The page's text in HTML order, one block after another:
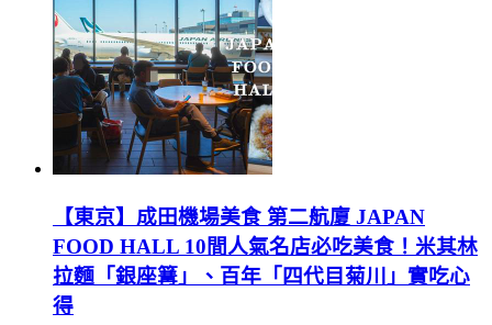
【東京】成田機場美食 第二航廈 JAPAN
FOOD HALL 10間人氣名店必吃美食！米其林
拉麵「銀座篝」、百年「四代目菊川」實吃心
得